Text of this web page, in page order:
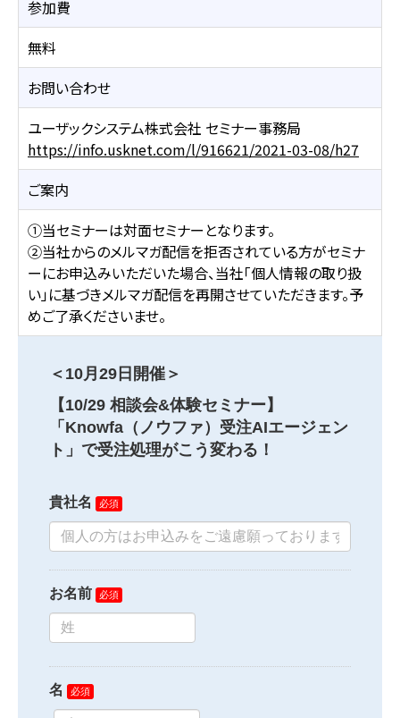
参加費
無料
お問い合わせ
ユーザックシステム株式会社 セミナー事務局
https://info.usknet.com/l/916621/2021-03-08/h27
ご案内
①当セミナーは対面セミナーとなります。
②当社からのメルマガ配信を拒否されている方がセミナ
ーにお申込みいただいた場合、当社「個人情報の取り扱
い」に基づきメルマガ配信を再開させていただきます。予
めご了承くださいませ。